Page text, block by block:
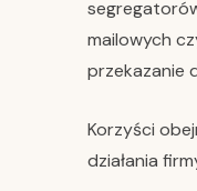
mailowych
przekazanie
Korzyści
działania